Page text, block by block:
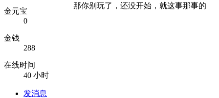
金元宝
0
金钱
288
在线时间
40 小时
发消息
那你别玩了，还没开始，就这事那事的